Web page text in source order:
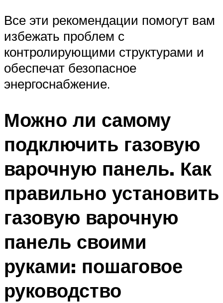
Все эти рекомендации помогут вам
избежать проблем с
контролирующими структурами и
обеспечат безопасное
энергоснабжение.
Можно ли самому
подключить газовую
варочную панель. Как
правильно установить
газовую варочную
панель своими
руками: пошаговое
руководство